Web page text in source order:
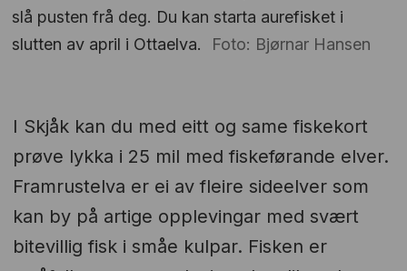
slå pusten frå deg. Du kan starta aurefisket i
slutten av april i Ottaelva.
Foto: Bjørnar Hansen
I Skjåk kan du med eitt og same fiskekort
prøve lykka i 25 mil med fiskeførande elver.
Framrustelva er ei av fleire sideelver som
kan by på artige opplevingar med svært
bitevillig fisk i småe kulpar. Fisken er